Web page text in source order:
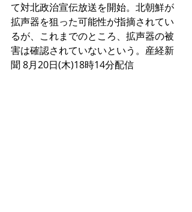
て対北政治宣伝放送を開始。北朝鮮が
拡声器を狙った可能性が指摘されてい
るが、これまでのところ、拡声器の被
害は確認されていないという。産経新
聞 8月20日(木)18時14分配信